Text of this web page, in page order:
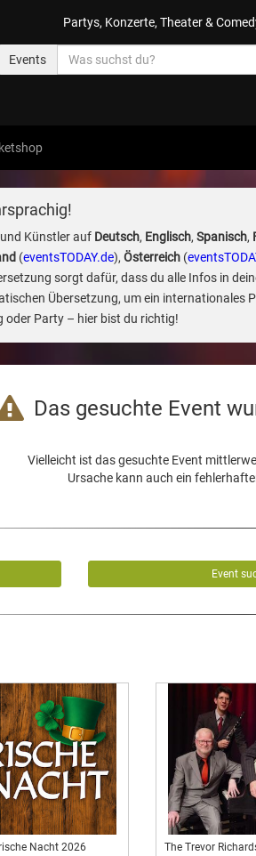
Partys, Konzerte, Theater &
Events
Künstler auf Deutsch, Englisch, Spanisch,
(eventsTODAY.de), Österreich(
sorgt dafür, dass du alle Infos in
Übersetzung, um ein internationales
oder Party – hier bist du richtig!
Das gesuchte Event
Vielleicht ist das gesuchte Event
Ursache kann auch ein
Event
Nacht 2026
The Trevor